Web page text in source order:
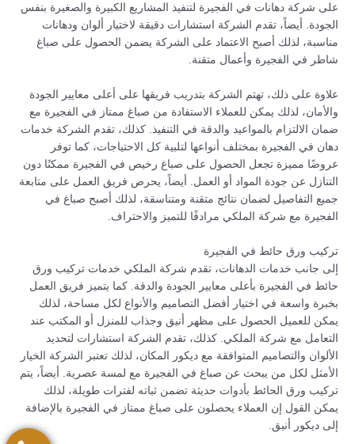
على شركة دهانات في الفجيرة لتنفيذ المشاريع الكبيرة والصغيرة بنفس
الجودة. أيضاً، تقدم الشركة استشارات دقيقة لاختيار ألوان ودهانات
مناسبة، لذلك أصبح الاعتماد على الشركة يضمن الحصول على صباغ
شاطر في الفجيرة وأعمال متقنة.
علاوة على ذلك، تهتم الشركة بتدريب فريقها على أعلى معايير الجودة
والأمان، لذلك يمكن للعملاء الاستفادة من صباغ ممتاز في الفجيرة مع
ضمان الالتزام بالمواعيد والدقة في التنفيذ. كذلك، تقدم الشركة خدمات
دهان في الفجيرة بمختلف أنواعها لتلبية كل الاحتياجات، كما توفر
عروضًا مميزة تجعل الحصول على صباغ رخيص في الفجيرة ممكنًا دون
التنازل عن جودة المواد أو العمل. أيضاً، يحرص فريق العمل على متابعة
جميع التفاصيل لضمان نتائج متقنة ومتناسقة، لذلك أصبح صباغ في
الفجيرة مع شركة الملكي مرادفًا للتميز والاحتراف.
تركيب ورق حائط في الفجيرة
إلى جانب خدمات الدهانات، تقدم شركة الملكي خدمات تركيب ورق
حائط في الفجيرة بأعلى معايير الجودة والدقة. كما يتميز فريق العمل
بخبرة واسعة في اختيار أفضل التصاميم والأنواع لكل مساحة، لذلك
يمكن للعميل الحصول على مظهر أنيق وجذاب للمنزل أو المكتب عند
التعامل مع شركة الملكي. كذلك، تقدم الشركة استشارات لتحديد
الألوان والتصاميم المتوافقة مع ديكور المكان، لذلك تعتبر الشركة الخيار
الأمثل لكل من يبحث عن صباغ في الفجيرة مع لمسة عصرية. أيضاً، يتم
تركيب ورق الحائط بأدوات حديثة تضمن ثباته لفترات طويلة، لذلك
يمكن القول إن العملاء يحصلون على صباغ ممتاز في الفجيرة بالإضافة
إلى ديكور أنيق.